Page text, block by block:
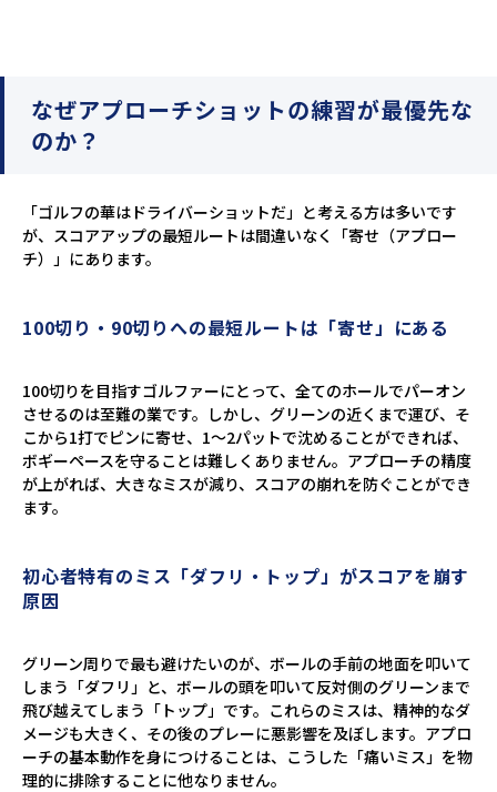
なぜアプローチショットの練習が最優先な
のか？
「ゴルフの華はドライバーショットだ」と考える方は多いです
が、スコアアップの最短ルートは間違いなく「寄せ（アプロー
チ）」にあります。
100切り・90切りへの最短ルートは「寄せ」にある
100切りを目指すゴルファーにとって、全てのホールでパーオン
させるのは至難の業です。しかし、グリーンの近くまで運び、そ
こから1打でピンに寄せ、1〜2パットで沈めることができれば、
ボギーペースを守ることは難しくありません。アプローチの精度
が上がれば、大きなミスが減り、スコアの崩れを防ぐことができ
ます。
初心者特有のミス「ダフリ・トップ」がスコアを崩す
原因
グリーン周りで最も避けたいのが、ボールの手前の地面を叩いて
しまう「ダフリ」と、ボールの頭を叩いて反対側のグリーンまで
飛び越えてしまう「トップ」です。これらのミスは、精神的なダ
メージも大きく、その後のプレーに悪影響を及ぼします。アプロ
ーチの基本動作を身につけることは、こうした「痛いミス」を物
理的に排除することに他なりません。